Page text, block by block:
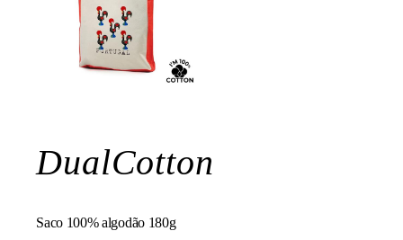
DualCotton
Saco 100% algodão 180g